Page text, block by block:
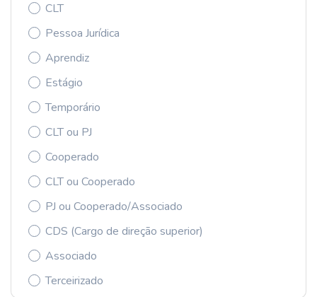
CLT
Pessoa Jurídica
Aprendiz
Estágio
Temporário
CLT ou PJ
Cooperado
CLT ou Cooperado
PJ ou Cooperado/Associado
CDS (Cargo de direção superior)
Associado
Terceirizado